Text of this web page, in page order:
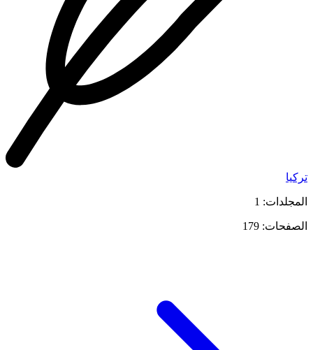
تركيا
المجلدات: 1
الصفحات: 179